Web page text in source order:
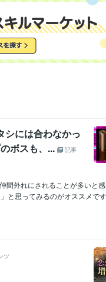
シには合わなかっ
ボスも、...
記事
間外れにされることが多いと
と思ってみるのがオススメで
ツ